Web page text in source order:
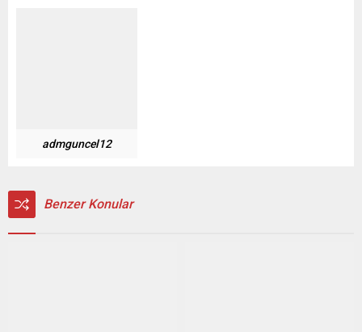
admguncel12
Benzer Konular